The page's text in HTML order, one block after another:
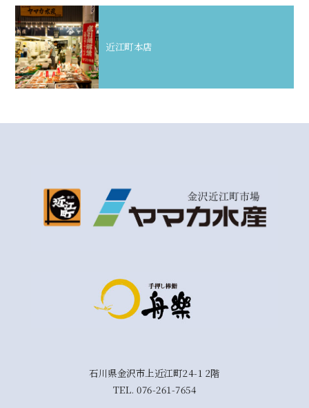
近江町本店
石川県金沢市上近江町24-1 2階
TEL.076-261-7654